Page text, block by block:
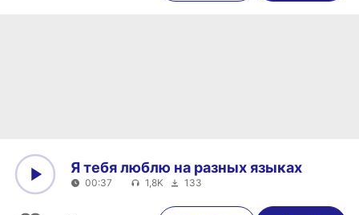
00:37
Я тебя люблю на разных языках
00:37 1,8K 133